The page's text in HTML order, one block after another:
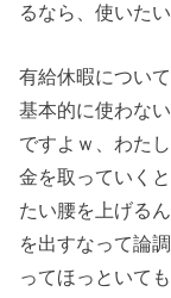
るなら、使いた
有給休暇につい
基本的に使わな
ですよｗ、わた
金を取っていく
たい腰を上げる
を出すなって論
ってほっといて